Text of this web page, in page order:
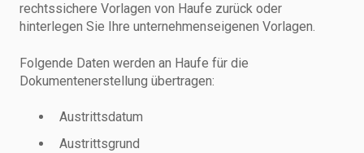
rechtssichere Vorlagen von Haufe zurück oder
hinterlegen Sie Ihre unternehmenseigenen Vorlagen.
Folgende Daten werden an Haufe für die
Dokumentenerstellung übertragen:
Austrittsdatum
Austrittsgrund